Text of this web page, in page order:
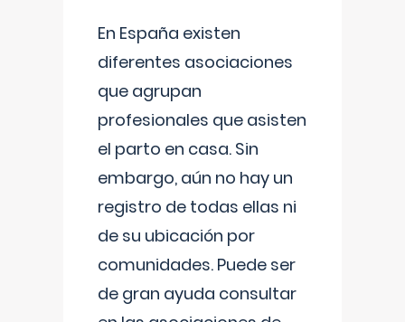
En España existen
diferentes asociaciones
que agrupan
profesionales que asisten
el parto en casa. Sin
embargo, aún no hay un
registro de todas ellas ni
de su ubicación por
comunidades. Puede ser
de gran ayuda consultar